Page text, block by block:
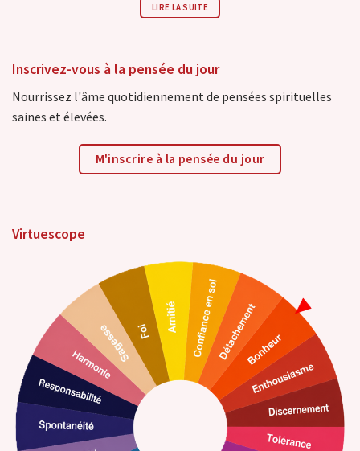
LIRE LA SUITE
Inscrivez-vous à la pensée du jour
Nourrissez l'âme quotidiennement de pensées spirituelles
saines et élevées.
M'inscrire à la pensée du jour
Virtuescope